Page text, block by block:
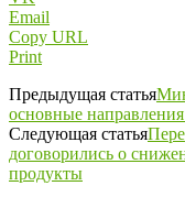
Email
Copy URL
Print
Предыдущая статья
основные направления
Следующая статья
договорились о
продукты